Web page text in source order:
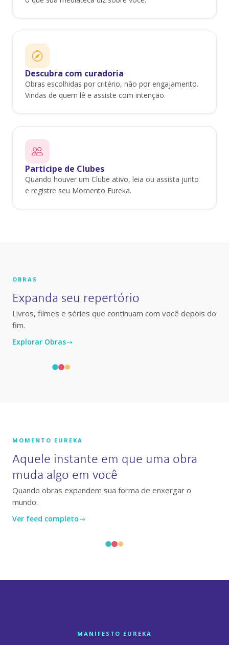
Descubra com curadoria
Obras escolhidas por critério, não por engajamento.
Vindas de quem lê e assiste com intenção.
Participe de Clubes
Quando houver um Clube ativo, leia ou assista junto
e registre seu Momento Eureka.
OBRAS
Expanda seu repertório
Livros, filmes e séries que continuam com você depois do
fim.
Explorar Obras
MOMENTO EUREKA
Aquele instante em que uma obra
muda algo em você
Quando obras expandem sua forma de enxergar o
mundo.
Ver feed completo
MANIFESTO EUREKA